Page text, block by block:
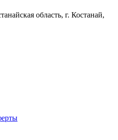
область, г. Костанай,